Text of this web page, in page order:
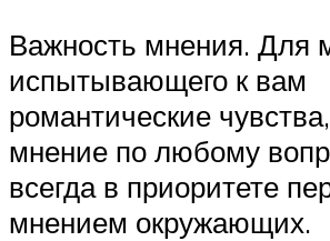
Важность мнения. Для
испытывающего к вам
романтические
мнение по любому
всегда в приоритете
мнением окружающих.